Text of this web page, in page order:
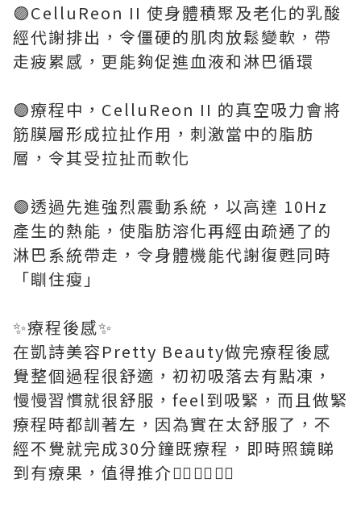
🟣CelluReon II 使身體積聚及老化的乳酸
經代謝排出，令僵硬的肌肉放鬆變軟，帶
走疲累感，更能夠促進血液和淋巴循環
🟣療程中，CelluReon II 的真空吸力會將
筋膜層形成拉扯作用，刺激當中的脂肪
層，令其受拉扯而軟化
🟣透過先進強烈震動系統，以高達 10Hz
產生的熱能，使脂肪溶化再經由疏通了的
淋巴系統帶走，令身體機能代謝復甦同時
「瞓住瘦」
✨療程後感✨
在凱詩美容Pretty Beauty做完療程後感
覺整個過程很舒適，初初吸落去有點凍，
慢慢習慣就很舒服，feel到吸緊，而且做緊
療程時都訓著左，因為實在太舒服了，不
經不覺就完成30分鐘既療程，即時照鏡睇
到有療果，值得推介👍🏻👍🏻👍🏻